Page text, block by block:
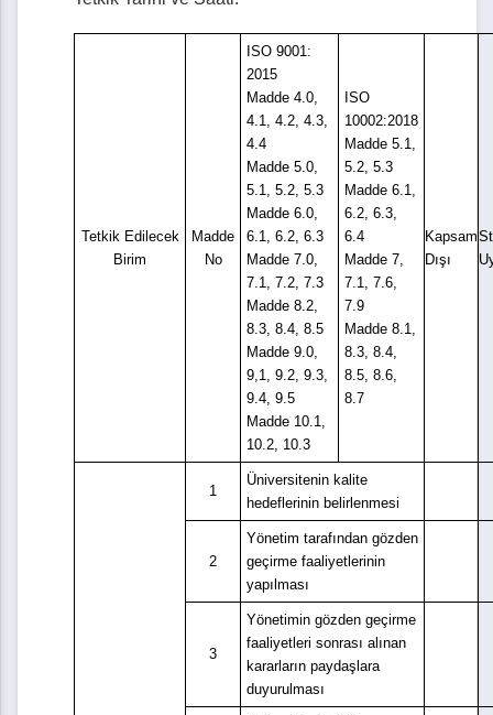
Tetkik Edilecek
Birim
Madde
No
ISO 9001:
2015
Madde 4.0,
4.1, 4.2, 4.3,
4.4
Madde 5.0,
5.1, 5.2, 5.3
Madde 6.0,
6.1, 6.2, 6.3
Madde 7.0,
7.1, 7.2, 7.3
Madde 8.2,
8.3, 8.4, 8.5
Madde 9.0,
9,1, 9.2, 9.3,
9.4, 9.5
Madde 10.1,
10.2, 10.3
ISO
10002:2018
Madde 5.1,
5.2, 5.3
Madde 6.1,
6.2, 6.3,
6.4
Madde 7,
7.1, 7.6,
7.9
Madde 8.1,
8.3, 8.4,
8.5, 8.6,
8.7
Kapsam
Dışı
1
Üniversitenin kalite
hedeflerinin belirlenmesi
2
Yönetim tarafından gözden
geçirme faaliyetlerinin
yapılması
3
Yönetimin gözden geçirme
faaliyetleri sonrası alınan
kararların paydaşlara
duyurulması